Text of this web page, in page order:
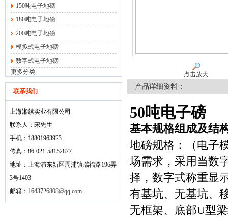
150吨电子地磅
180吨电子地磅
200吨电子地磅
模拟式电子地磅
数字式电子地磅
更多分类
联系我们
上海湘续实业有限公司
联系人：宋先生
手机：18801963923
传真：86-021-58152877
地址：上海浦东新区周浦镇瑞福路196弄
3号1403
邮箱： 1643726808@qq.com
点击放大
产品详细资料：
50吨电子磅
基本规格组成及结
地磅规格：（电子
场需求，采用当数
择，数字式称重显
有基坑、无基坑、
无框架、底部U型